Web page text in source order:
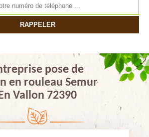
pose de
en rouleau Semur
Vallon 72390